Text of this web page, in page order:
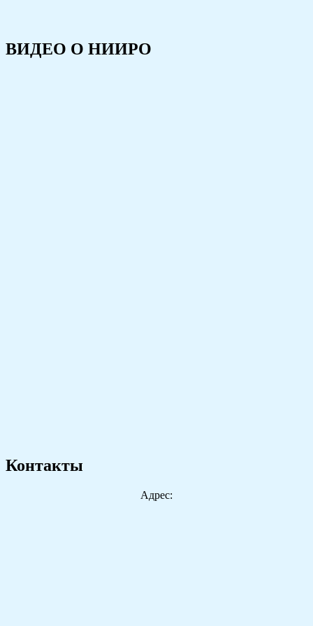
ВИДЕО О НИИРО
Контакты
Адрес: